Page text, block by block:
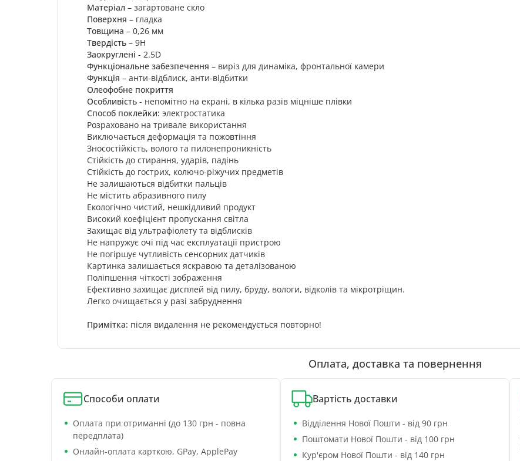
Матеріал – загартоване скло
Поверхня – гладка
Товщина – 0,26 мм
Твердість – 9H
Заокруглені - 2.5D
Функціональне забезпечення – виріз для динаміка, фронтальної камери
Функція – анти-відблиск, анти-відбитки
Олеофобне покриття
Особливість - непомітно на екрані, в кілька разів міцніше плівки
Способ поклейки: электростатика
Розраховано на тривале використання
Виключається деформація та пожовтіння
Зносостійкість, волого та пилонепроникність
Стійкість до стирання, ударів, падінь
Стійкість до гострих, колючо-ріжучих предметів
Не залишаються відбитки пальців
Не містить абразивного пилу
Екологічно чистий, нешкідливий продукт
Високий коефіцієнт пропускання світла
Захищає від ультрафіолету та відблисків
Не напружує очі під час експлуатації пристрою
Не погіршує чутливість сенсорних датчиків
Картинка залишається яскравою та деталізованою
Поліпшення чіткості зображення
Ефективно захищає дисплей від пилу, бруду, вологи, відколів та мікротріщин.
Легко очищається у разі забруднення
Примітка: після видалення не рекомендується повторно!
Оплата, доставка та повернення
Способи оплати
Оплата при отриманні (до 130 грн - повна
передплата)
Онлайн-оплата карткою, GPay, ApplePay
Вартість доставки
Відділення Нової Пошти - від 90 грн
Поштомати Нової Пошти - від 100 грн
Кур'єром Нової Пошти - від 140 грн